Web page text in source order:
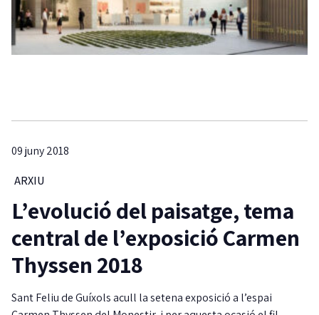
09 juny 2018
ARXIU
L’evolució del paisatge, tema
central de l’exposició Carmen
Thyssen 2018
Sant Feliu de Guíxols acull la setena exposició a l’espai